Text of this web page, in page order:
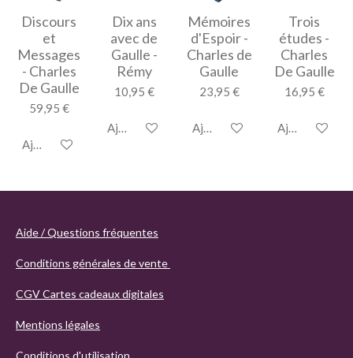
Discours
et
Messages
- Charles
De Gaulle
59,95 €
Ajouter au panier
Dix ans
avec de
Gaulle -
Rémy
10,95 €
Ajouter au panier
Mémoires
d'Espoir -
Charles de
Gaulle
23,95 €
Ajouter au panier
Trois
études -
Charles
De Gaulle
16,95 €
Ajouter au
Aide / Questions fréquentes
Conditions générales de vente
CGV Cartes cadeaux digitales
Mentions légales